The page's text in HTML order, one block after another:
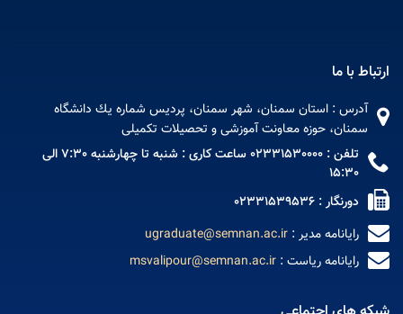
ارتباط با ما
آدرس : استان سمنان، شهر سمنان، پردیس شماره يك دانشگاه
سمنان، حوزه معاونت آموزشی و تحصیلات تکمیلی
تلفن : 02331530000 ساعت کاری : شنبه تا چهارشنبه 7:30 الی
15:30
دورنگار : 02331539536
رایانامه مدیر : ugraduate@semnan.ac.ir
رایانامه ریاست : msvalipour@semnan.ac.ir